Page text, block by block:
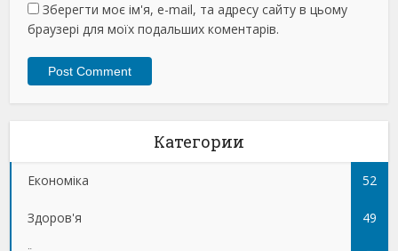
Зберегти моє ім'я, e-mail, та адресу сайту в цьому
браузері для моїх подальших коментарів.
Категории
Економіка 52
Здоров'я 49